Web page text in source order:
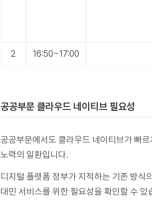
2 16:50~17:00
공공부문 클라우드 네이티브 필요성
공공부문에서도 클라우드 네이티브가 빠
노력의 일환입니다.
디지털 플랫폼 정부가 지적하는 기존 방식
대민 서비스를 위한 필요성을 확인할 수 있